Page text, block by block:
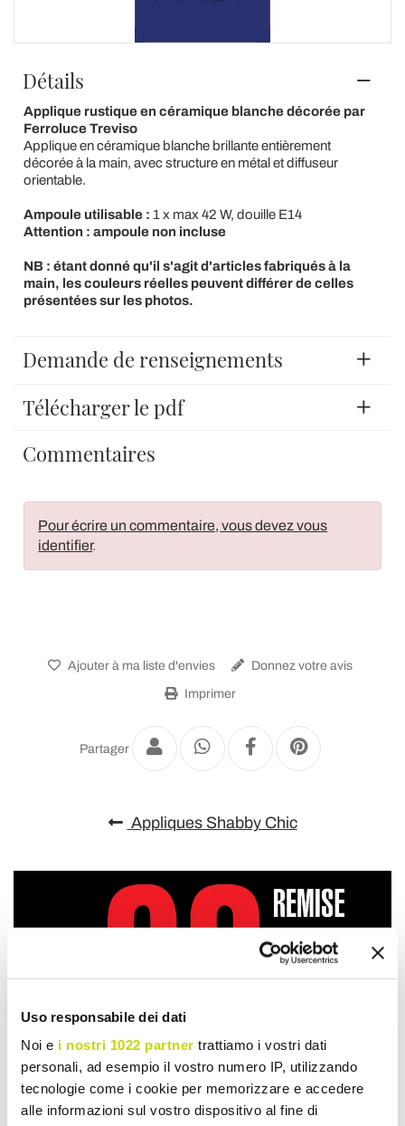
Uso responsabile dei dati
Noi e i nostri 1022 partner trattiamo i vostri dati
personali, ad esempio il vostro numero IP, utilizzando
tecnologie come i cookie per memorizzare e accedere
alle informazioni sul vostro dispositivo al fine di
Détails
Applique rustique en céramique blanche décorée par
Ferroluce Treviso
Applique en céramique blanche brillante entièrement
décorée à la main, avec structure en métal et diffuseur
orientable.
Ampoule utilisable : 1 x max 42 W, douille E14
Attention : ampoule non incluse
NB : étant donné qu'il s'agit d'articles fabriqués à la
main, les couleurs réelles peuvent différer de celles
présentées sur les photos.
Demande de renseignements
Télécharger le pdf
Commentaires
Pour écrire un commentaire, vous devez vous
identifier.
Ajouter à ma liste d'envies Donnez votre avis
Imprimer
Partager
Appliques Shabby Chic